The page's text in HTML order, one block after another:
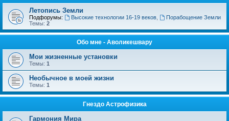
Летопись Земли
Подфорумы: Высокие технологии 16-19 веков,
Порабощение Земли
Темы: 2
Обо мне - Аволикешвару
Мои жизненные установки
Темы: 1
Необычное в моей жизни
Темы: 1
Гнездо Астрофизика
Гармония Мира